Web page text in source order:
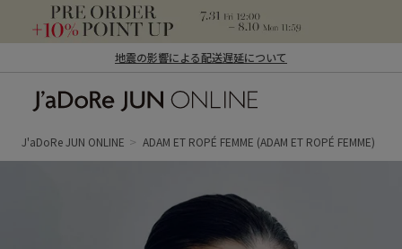
地震の影響による配送遅延について
ン オンライン）
J'aDoRe JUN ONLINE ADAM ET ROPÉ FEMME (ADAM ET ROPÉ FEMME)